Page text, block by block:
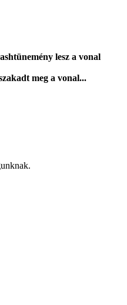
lesz a vonal
meg a vonal...